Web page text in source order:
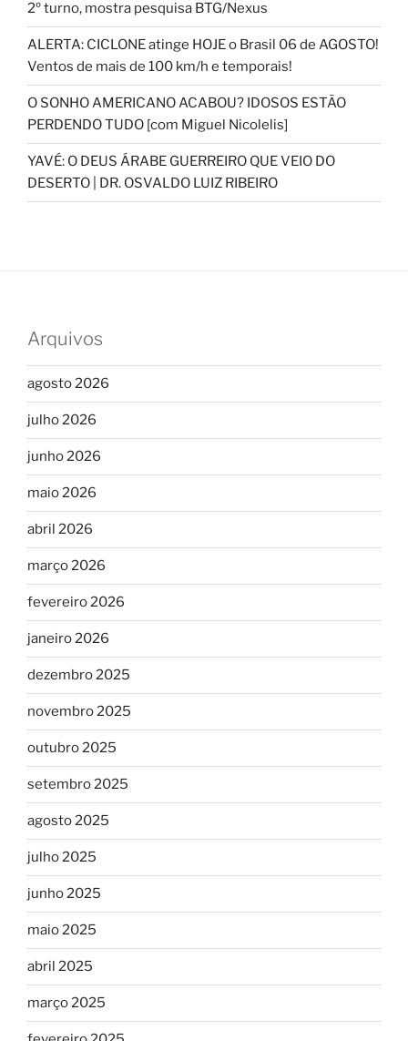
2º turno, mostra pesquisa BTG/Nexus
ALERTA: CICLONE atinge HOJE o Brasil 06 de AGOSTO!
Ventos de mais de 100 km/h e temporais!
O SONHO AMERICANO ACABOU? IDOSOS ESTÃO
PERDENDO TUDO [com Miguel Nicolelis]
YAVÉ: O DEUS ÁRABE GUERREIRO QUE VEIO DO
DESERTO | DR. OSVALDO LUIZ RIBEIRO
Arquivos
agosto 2026
julho 2026
junho 2026
maio 2026
abril 2026
março 2026
fevereiro 2026
janeiro 2026
dezembro 2025
novembro 2025
outubro 2025
setembro 2025
agosto 2025
julho 2025
junho 2025
maio 2025
abril 2025
março 2025